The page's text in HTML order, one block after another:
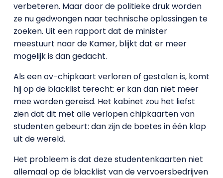
verbeteren. Maar door de politieke druk worden
ze nu gedwongen naar technische oplossingen te
zoeken. Uit een rapport dat de minister
meestuurt naar de Kamer, blijkt dat er meer
mogelijk is dan gedacht.
Als een ov-chipkaart verloren of gestolen is, komt
hij op de blacklist terecht: er kan dan niet meer
mee worden gereisd. Het kabinet zou het liefst
zien dat dit met alle verlopen chipkaarten van
studenten gebeurt: dan zijn de boetes in één klap
uit de wereld.
Het probleem is dat deze studentenkaarten niet
allemaal op de blacklist van de vervoersbedrijven